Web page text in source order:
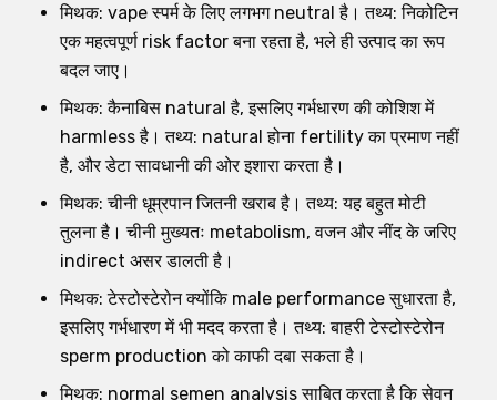
मिथक: vape स्पर्म के लिए लगभग neutral है। तथ्य: निकोटिन
एक महत्वपूर्ण risk factor बना रहता है, भले ही उत्पाद का रूप
बदल जाए।
मिथक: कैनाबिस natural है, इसलिए गर्भधारण की कोशिश में
harmless है। तथ्य: natural होना fertility का प्रमाण नहीं
है, और डेटा सावधानी की ओर इशारा करता है।
मिथक: चीनी धूम्रपान जितनी खराब है। तथ्य: यह बहुत मोटी
तुलना है। चीनी मुख्यतः metabolism, वजन और नींद के जरिए
indirect असर डालती है।
मिथक: टेस्टोस्टेरोन क्योंकि male performance सुधारता है,
इसलिए गर्भधारण में भी मदद करता है। तथ्य: बाहरी टेस्टोस्टेरोन
sperm production को काफी दबा सकता है।
मिथक: normal semen analysis साबित करता है कि सेवन